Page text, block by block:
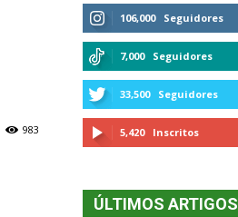
983
106,000 Seguidores
7,000 Seguidores
33,500 Seguidores
5,420 Inscritos
ÚLTIMOS ARTIGOS